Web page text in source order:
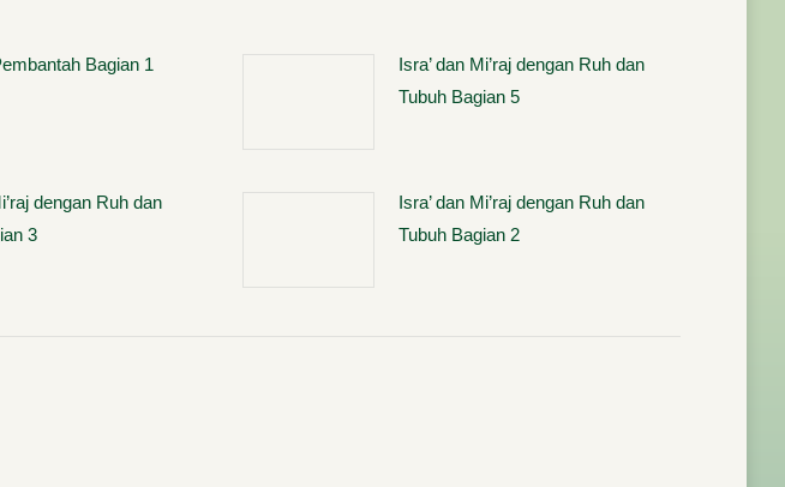
Bagian 1
Isra’ dan Mi’raj dengan Ruh dan
Tubuh Bagian 5
dengan Ruh dan
3
Isra’ dan Mi’raj dengan Ruh dan
Tubuh Bagian 2